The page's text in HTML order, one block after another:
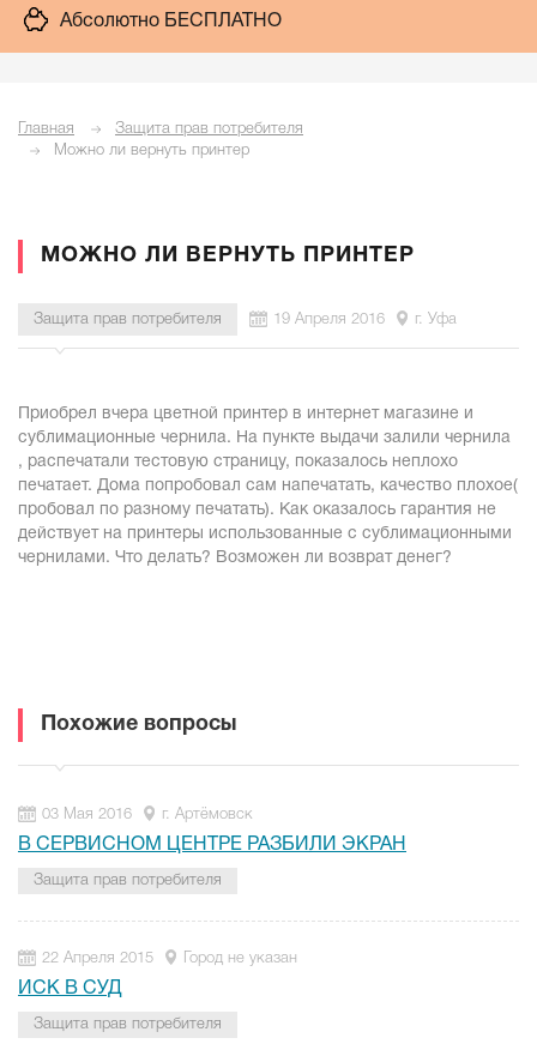
Абсолютно БЕСПЛАТНО
Главная
Защита прав потребителя
Можно ли вернуть принтер
МОЖНО ЛИ ВЕРНУТЬ ПРИНТЕР
Защита прав потребителя 19 Апреля 2016 г. Уфа
Приобрел вчера цветной принтер в интернет магазине и
сублимационные чернила. На пункте выдачи залили чернила
, распечатали тестовую страницу, показалось неплохо
печатает. Дома попробовал сам напечатать, качество плохое(
пробовал по разному печатать). Как оказалось гарантия не
действует на принтеры использованные с сублимационными
чернилами. Что делать? Возможен ли возврат денег?
Похожие вопросы
03 Мая 2016 г. Артёмовск
В СЕРВИСНОМ ЦЕНТРЕ РАЗБИЛИ ЭКРАН
Защита прав потребителя
22 Апреля 2015 Город не указан
ИСК В СУД
Защита прав потребителя